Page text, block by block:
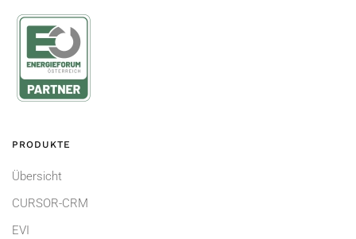
PRODUKTE
Übersicht
CURSOR-CRM
EVI